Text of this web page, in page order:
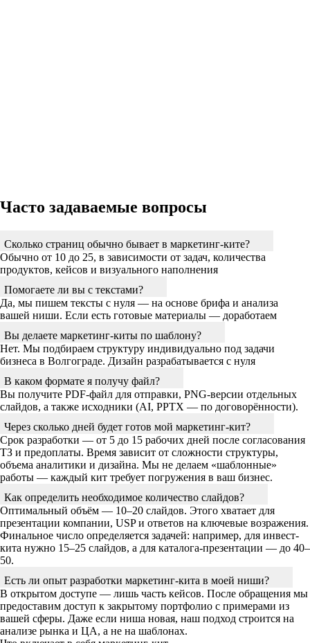
Часто задаваемые вопросы
Сколько страниц обычно бывает в маркетинг-ките?
Обычно от 10 до 25, в зависимости от задач, количества
продуктов, кейсов и визуального наполнения
Помогаете ли вы с текстами?
Да, мы пишем тексты с нуля — на основе брифа и анализа
вашей ниши. Если есть готовые материалы — доработаем
Вы делаете маркетинг-киты по шаблону?
Нет. Мы подбираем структуру индивидуально под задачи
бизнеса в Волгограде. Дизайн разрабатывается с нуля
В каком формате я получу файл?
Вы получите PDF-файл для отправки, PNG-версии отдельных
слайдов, а также исходники (AI, PPTX — по договорённости).
Через сколько дней будет готов мой маркетинг-кит?
Срок разработки — от 5 до 15 рабочих дней после согласования
ТЗ и предоплаты. Время зависит от сложности структуры,
объема аналитики и дизайна. Мы не делаем «шаблонные»
работы — каждый кит требует погружения в ваш бизнес.
Как определить необходимое количество слайдов?
Оптимальный объём — 10–20 слайдов. Этого хватает для
презентации компании, USP и ответов на ключевые возражения.
Финальное число определяется задачей: например, для инвест-
кита нужно 15–25 слайдов, а для каталога-презентации — до 40–
50.
Есть ли опыт разработки маркетинг-кита в моей ниши?
В открытом доступе — лишь часть кейсов. После обращения мы
предоставим доступ к закрытому портфолио с примерами из
вашей сферы. Даже если ниша новая, наш подход строится на
анализе рынка и ЦА, а не на шаблонах.